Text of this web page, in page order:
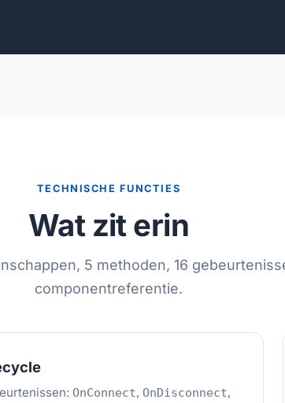
TECHNISCHE FUNCTIES
Wat zit erin
5 methoden, 16
componentreferentie.
OnConnect, OnDisconnect,